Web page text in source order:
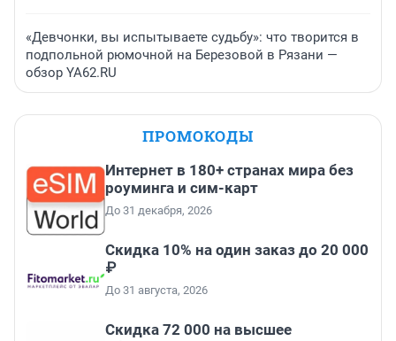
«Девчонки, вы испытываете судьбу»: что творится в
подпольной рюмочной на Березовой в Рязани —
обзор YA62.RU
ПРОМОКОДЫ
Интернет в 180+ странах мира без
роуминга и сим-карт
До 31 декабря, 2026
Скидка 10% на один заказ до 20 000
₽
До 31 августа, 2026
Скидка 72 000 на высшее